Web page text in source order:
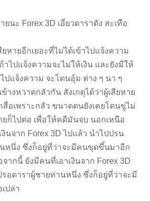
ยอีกเยอะที่ไม่ได้เข้าไปแจ้งความ
ไปแจ้งความจะไม่ให้เงิน และยังมีให้
แจ้งความ จะโดนอุ้ม ต่าง ๆ นา ๆ
างหวาดกลัวกัน สังเกตุได้ว่าผู้เสียหาย
อเพราะกลัว ขนาดตนยังเคยโดนขู่ไม่
ก็ไปต่อ เพื่อให้คดีมันจบ นอกเหนือ
นจาก Forex 3D ไปแล้ว นำไปปรน
นหนึ่ง ซึ่งก็อยู่ที่ว่าจะมีคนขุดขึ้นมาอีก
ากนี้ ยังมีคนที่เอาเงินจาก Forex 3D
รอดาราผู้ชายท่านหนึ่ง ซึ่งก็อยู่ที่ว่าจะมี
ปล่า